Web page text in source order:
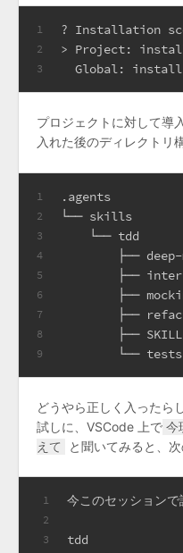
1
2
3
? Installation
> Project:
  Global: install
プロジェクトに対して導
入れた後のディレクトリ
1
2
3
4
5
6
7
8
9
.agents
└── skills
    └── tdd
├──
├──
├──
├──
├──
└──
どうやら正しく入ったら
試しに、VSCode 上で 今
えて
と聞いてみると、
1
2
3
今このセッション
tdd